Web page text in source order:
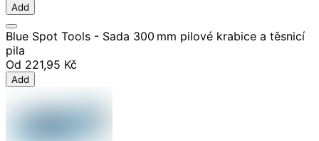
Add
Blue Spot Tools - Sada 300 mm pilové krabice a těsnicí
pila
Od 221,95 Kč
Add